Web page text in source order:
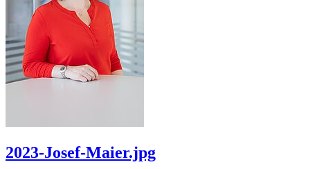
2023-Josef-Maier.jpg